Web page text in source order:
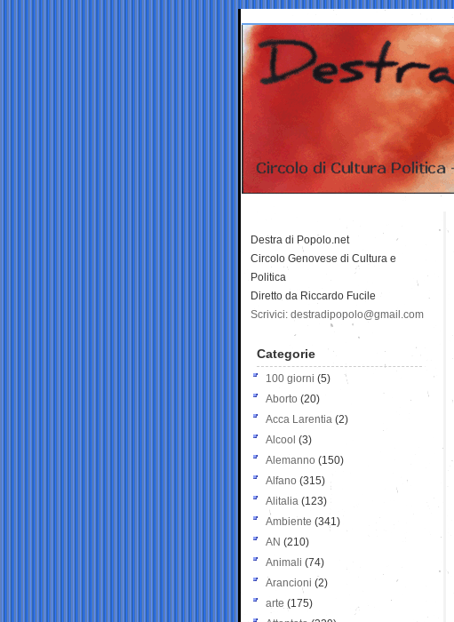
Destra di Popolo.net
Circolo Genovese di Cultura e
Politica
Diretto da Riccardo Fucile
Scrivici: destradipopolo@gmail.com
Categorie
100 giorni (5)
Aborto (20)
Acca Larentia (2)
Alcool (3)
Alemanno (150)
Alfano (315)
Alitalia (123)
Ambiente (341)
AN (210)
Animali (74)
Arancioni (2)
arte (175)